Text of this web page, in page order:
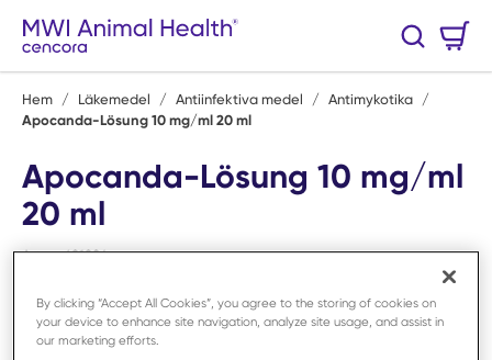
Hoppa till huvudinnehåll
Sök
Hem / Läkemedel / Antiinfektiva medel / Antimykotika /
Apocanda-Lösung 10 mg/ml 20 ml
Apocanda-Lösung 10 mg/ml
20 ml
Art.nr: 691984
Licensvara
By clicking “Accept All Cookies”, you agree to the storing of cookies on
your device to enhance site navigation, analyze site usage, and assist in
our marketing efforts.